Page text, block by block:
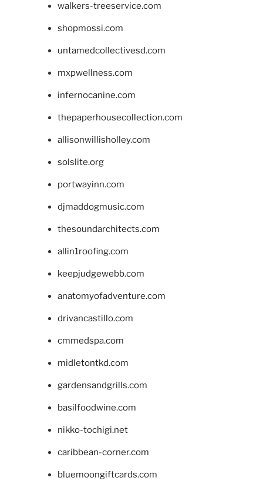
walkers-treeservice.com
shopmossi.com
untamedcollectivesd.com
mxpwellness.com
infernocanine.com
thepaperhousecollection.com
allisonwillisholley.com
solslite.org
portwayinn.com
djmaddogmusic.com
thesoundarchitects.com
allin1roofing.com
keepjudgewebb.com
anatomyofadventure.com
drivancastillo.com
cmmedspa.com
midletontkd.com
gardensandgrills.com
basilfoodwine.com
nikko-tochigi.net
caribbean-corner.com
bluemoongiftcards.com